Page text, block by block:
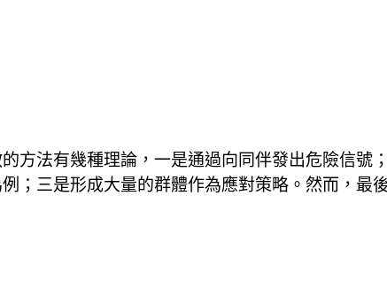
方法有幾種理論，一是通過向同伴發出危險信號
；三是形成大量的群體作為應對策略。然而，最